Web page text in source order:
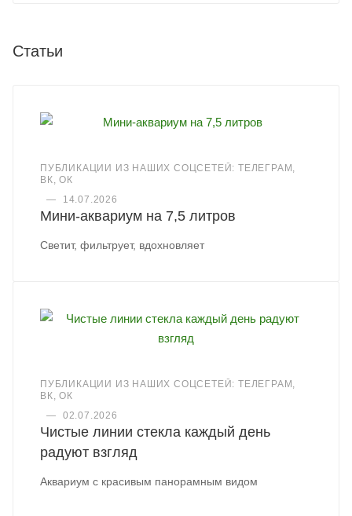
Статьи
ПУБЛИКАЦИИ ИЗ НАШИХ СОЦСЕТЕЙ: ТЕЛЕГРАМ,
ВК, ОК
—
14.07.2026
Мини-аквариум на 7,5 литров
Светит, фильтрует, вдохновляет
ПУБЛИКАЦИИ ИЗ НАШИХ СОЦСЕТЕЙ: ТЕЛЕГРАМ,
ВК, ОК
—
02.07.2026
Чистые линии стекла каждый день
радуют взгляд
Аквариум с красивым панорамным видом